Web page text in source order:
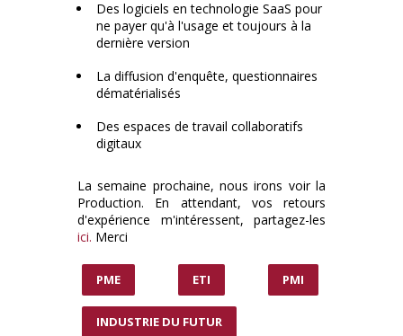
Des logiciels en technologie SaaS pour
ne payer qu'à l'usage et toujours à la
dernière version
La diffusion d'enquête, questionnaires
dématérialisés
Des espaces de travail collaboratifs
digitaux
La semaine prochaine, nous irons voir la
Production. En attendant, vos retours
d'expérience m'intéressent, partagez-les
ici. Merci
PME ETI PMI
INDUSTRIE DU FUTUR